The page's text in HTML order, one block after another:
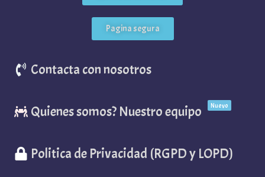
Pagina segura
Contacta con nosotros
Quienes somos? Nuestro equipo Nuevo
Politica de Privacidad (RGPD y LOPD)